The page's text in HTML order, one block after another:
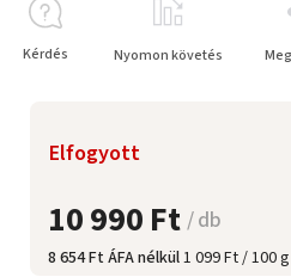
10 990 Ft / db
8 654 Ft ÁFA nélkül1 099 Ft / 100 g
Elfogyott
Kérdés Nyomon követés